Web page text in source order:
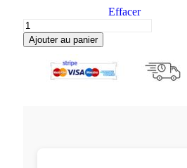
Effacer
Ajouter au panier